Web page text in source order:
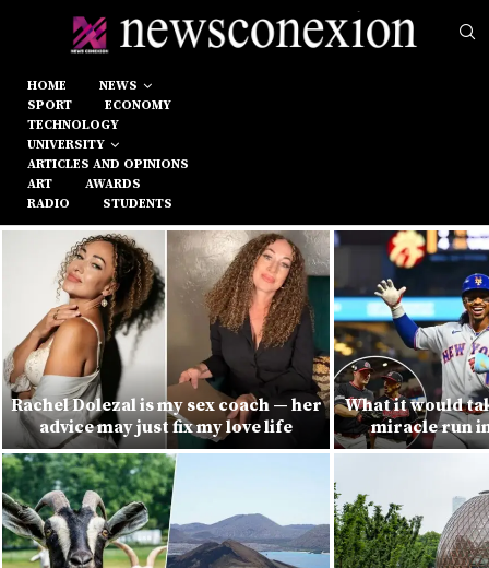
HOME
NEWS
SPORT
ECONOMY
TECHNOLOGY
UNIVERSITY
ARTICLES AND OPINIONS
ART
AWARDS
RADIO
STUDENTS
Rachel Dolezal is my sex coach — her
advice may just fix my love life
What it would
miracle run